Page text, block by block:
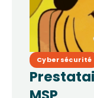
Cybersécurité